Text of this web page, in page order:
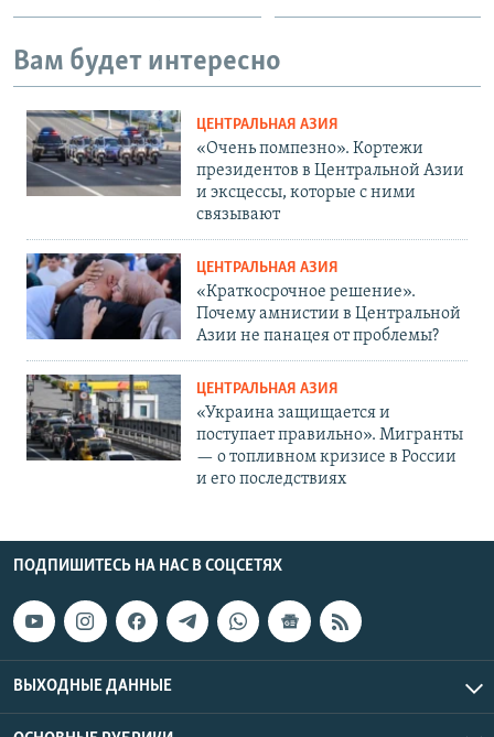
Вам будет интересно
ЦЕНТРАЛЬНАЯ АЗИЯ
«Очень помпезно». Кортежи
президентов в Центральной Азии
и эксцессы, которые с ними
связывают
ЦЕНТРАЛЬНАЯ АЗИЯ
«Краткосрочное решение».
Почему амнистии в Центральной
Азии не панацея от проблемы?
ЦЕНТРАЛЬНАЯ АЗИЯ
«Украина защищается и
поступает правильно». Мигранты
— о топливном кризисе в России
и его последствиях
ПОДПИШИТЕСЬ НА НАС В СОЦСЕТЯХ
ВЫХОДНЫЕ ДАННЫЕ